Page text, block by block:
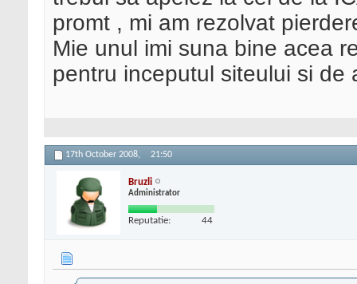
promt , mi am rezolvat
Mie unul imi suna bine acea
pentru inceputul siteului si
17th October 2008, 21:50
Bruzli
Administrator
Reputatie: 44